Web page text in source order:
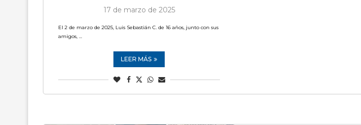
17 de marzo de 2025
El 2 de marzo de 2025, Luis Sebastián C. de 16 años, junto con sus
amigos, …
LEER MÁS